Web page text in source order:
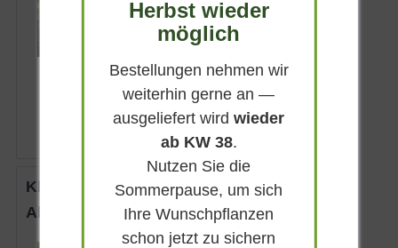
Lieferbar
4,50 € *
Kleiner Frauenmantel 'Senior'
Alchemilla erythropoda 'Senior'
Herbst wieder
möglich
Bestellungen nehmen wir
weiterhin gerne an —
ausgeliefert wirdwieder
ab KW 38.
Nutzen Sie die
Sommerpause, um sich
Ihre Wunschpflanzen
schon jetzt zu sichern